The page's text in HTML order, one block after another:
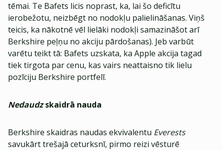
tēmai. Te Bafets licis noprast, ka, lai šo deficītu
ierobežotu, neizbēgt no nodokļu palielināšanas. Viņš
teicis, ka nākotnē vēl lielāki nodokļi samazināšot arī
Berkshire peļņu no akciju pārdošanas). Jeb varbūt
varētu teikt tā: Bafets uzskata, ka Apple akcija tagad
tiek tirgota par cenu, kas vairs neattaisno tik lielu
pozīciju Berkshire portfelī.
Nedaudzskaidrā nauda
Berkshire skaidras naudas ekvivalentu Everests
savukārt trešajā ceturksnī, pirmo reizi vēsturē